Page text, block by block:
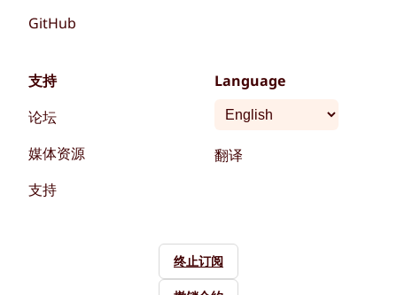
GitHub
支持
论坛
媒体资源
支持
Language
翻译
终止订阅